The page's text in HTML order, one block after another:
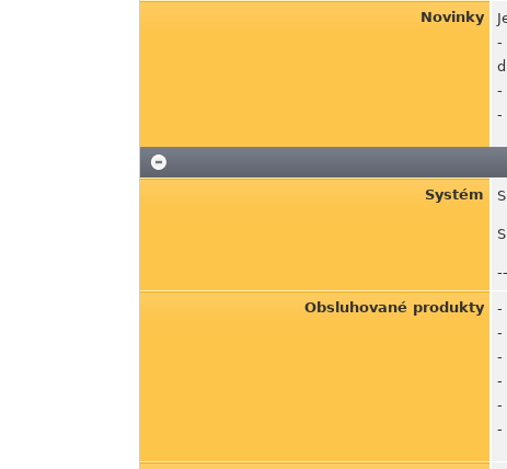
Novinky
-
-
-
Systém
Obsluhované produkty
-
-
-
-
-
-